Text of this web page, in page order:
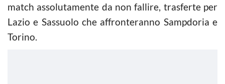
match assolutamente da non fallire, trasferte per
Lazio e Sassuolo che affronteranno Sampdoria e
Torino.